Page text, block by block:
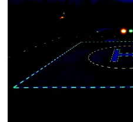
प्रविधि
भिडियो